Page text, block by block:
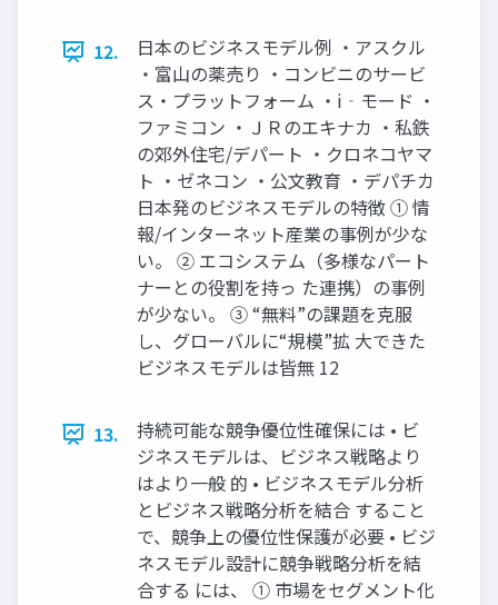
12.
日本のビジネスモデル例 ・アスクル
・富山の薬売り ・コンビニのサービ
ス・プラットフォーム ・i‐モード ・
ファミコン ・ＪＲのエキナカ ・私鉄
の郊外住宅/デパート ・クロネコヤマ
ト ・ゼネコン ・公文教育 ・デパチカ
日本発のビジネスモデルの特徴 ① 情
報/インターネット産業の事例が少な
い。 ② エコシステム（多様なパート
ナーとの役割を持っ た連携）の事例
が少ない。 ③ “無料”の課題を克服
し、グローバルに“規模”拡 大できた
ビジネスモデルは皆無 12
13.
持続可能な競争優位性確保には • ビ
ジネスモデルは、ビジネス戦略より
はより一般 的 • ビジネスモデル分析
とビジネス戦略分析を結合 すること
で、競争上の優位性保護が必要 • ビジ
ネスモデル設計に競争戦略分析を結
合する には、 ① 市場をセグメント化